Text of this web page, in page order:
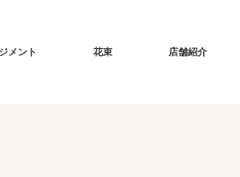
メント 花束 店舗紹介